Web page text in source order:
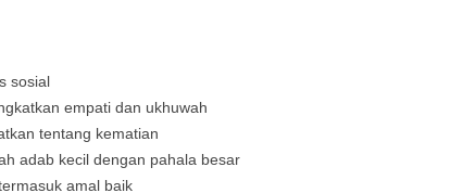
sosial
empati dan ukhuwah
tentang kematian
adab kecil dengan pahala besar
amal baik